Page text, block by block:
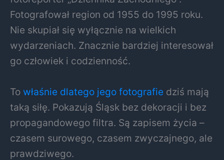
Fotografował region od 1955 do 1995 roku.
Nie skupiał się wyłącznie na wielkich
wydarzeniach. Znacznie bardziej interesował
go człowiek i codzienność.
To właśnie dlatego jego fotografie dziś mają
taką siłę. Pokazują Śląsk bez dekoracji i bez
propagandowego filtra. Są zapisem życia –
czasem surowego, czasem zwyczajnego, ale
prawdziwego.